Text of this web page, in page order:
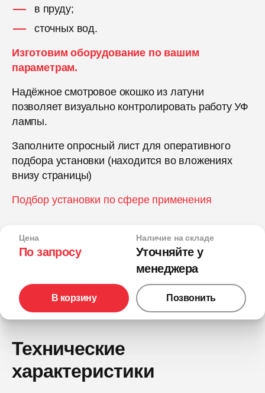
в пруду;
сточных вод.
Изготовим оборудование по вашим
параметрам.
Надёжное смотровое окошко из латуни
позволяет визуально контролировать работу УФ
лампы.
Заполните опросный лист для оперативного
подбора установки (находится во вложениях
внизу страницы)
Подбор установки по сфере применения
Цена
По запросу
Наличие на складе
Уточняйте у
менеджера
В корзину Позвонить
Технические
характеристики